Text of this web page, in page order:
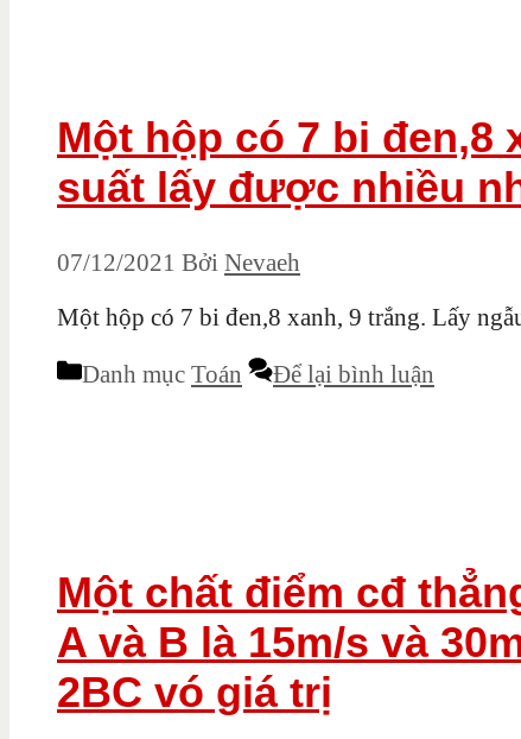
Một hộp có 7 bi đen,8
suất lấy được nhiều
07/12/2021 Bởi Nevaeh
Một hộp có 7 bi đen,8 xanh, 9 trắng. Lấy
Danh mục Toán Để lại bình luận
Một chất điểm cđ
A và B là 15m/s và
2BC vó giá trị